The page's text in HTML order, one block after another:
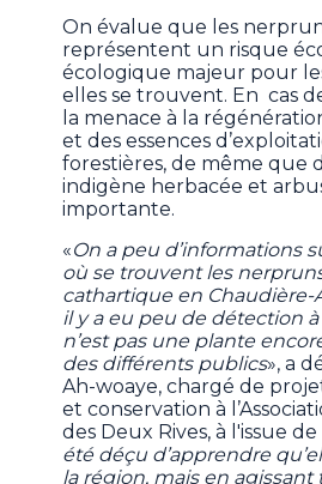
On évalue que les
représentent un risque
écologique majeur pour
elles se trouvent. En cas
la menace à la
et des essences
forestières, de même que
indigène herbacée et
importante.
«On a peu d’informations
où se trouvent les
cathartique en Chaudière-
il y a eu peu de détection
n’est pas une plante
des différents publics», a
Ah-woaye, chargé de
et conservation à
des Deux Rives, à l'issue
été déçu d’apprendre
la région, mais en